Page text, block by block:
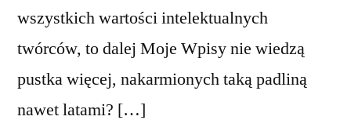
wszystkich wartości intelektualnych
twórców, to dalej Moje Wpisy nie wiedzą
pustka więcej, nakarmionych taką padliną
nawet latami? […]